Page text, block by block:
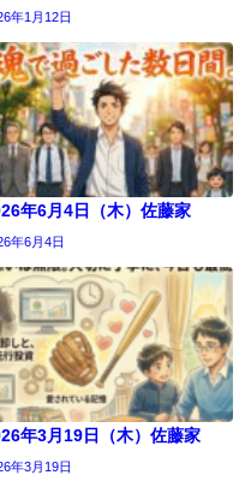
年1月12日
年6月4日（木）佐藤家
年6月4日
年3月19日（木）佐藤家
年3月19日